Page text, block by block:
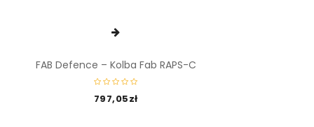
FAB Defence – Kolba Fab RAPS-C
797,05zł